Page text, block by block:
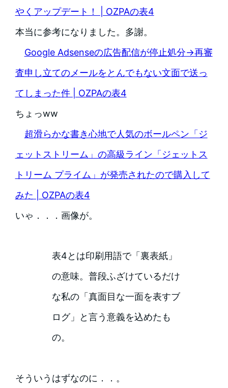
やくアップデート！ | OZPAの表4
本当に参考になりました。多謝。
Google Adsenseの広告配信が停止処分→再審
査申し立てのメールをとんでもない文面で送っ
てしまった件 | OZPAの表4
ちょっww
超滑らかな書き心地で人気のボールペン「ジ
ェットストリーム」の高級ライン「ジェットス
トリーム プライム」が発売されたので購入して
みた | OZPAの表4
いゃ．．．画像が。
表4とは印刷用語で「裏表紙」
の意味。普段ふざけているだけ
な私の「真面目な一面を表すブ
ログ」と言う意義を込めたも
の。
そういうはずなのに．．。